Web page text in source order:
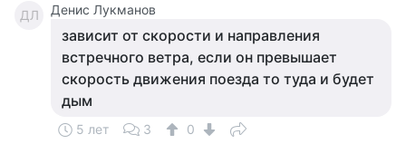
ДЛ Денис Лукманов
зависит от скорости и направления
встречного ветра, если он превышает
скорость движения поезда то туда и будет
дым
5 лет 3
0